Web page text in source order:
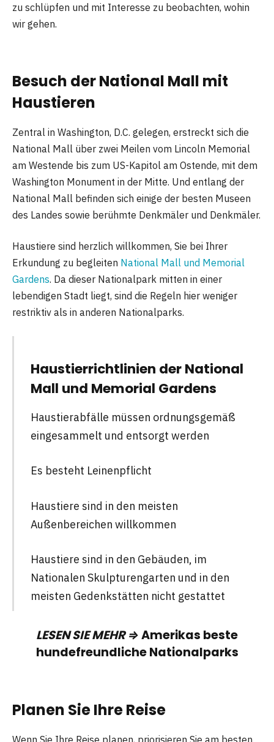
zu schlüpfen und mit Interesse zu beobachten, wohin
wir gehen.
Besuch der National Mall mit
Haustieren
Zentral in Washington, D.C. gelegen, erstreckt sich die
National Mall über zwei Meilen vom Lincoln Memorial
am Westende bis zum US-Kapitol am Ostende, mit dem
Washington Monument in der Mitte. Und entlang der
National Mall befinden sich einige der besten Museen
des Landes sowie berühmte Denkmäler und Denkmäler.
Haustiere sind herzlich willkommen, Sie bei Ihrer
Erkundung zu begleiten National Mall und Memorial
Gardens. Da dieser Nationalpark mitten in einer
lebendigen Stadt liegt, sind die Regeln hier weniger
restriktiv als in anderen Nationalparks.
Haustierrichtlinien der National
Mall und Memorial Gardens
Haustierabfälle müssen ordnungsgemäß
eingesammelt und entsorgt werden
Es besteht Leinenpflicht
Haustiere sind in den meisten
Außenbereichen willkommen
Haustiere sind in den Gebäuden, im
Nationalen Skulpturengarten und in den
meisten Gedenkstätten nicht gestattet
LESEN SIE MEHR ⇒Amerikas beste
hundefreundliche Nationalparks
Planen Sie Ihre Reise